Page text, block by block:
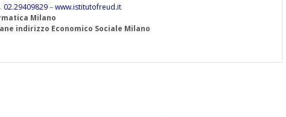
02.29409829–www.istitutofreud.it
Milano
indirizzo Economico Sociale Milano